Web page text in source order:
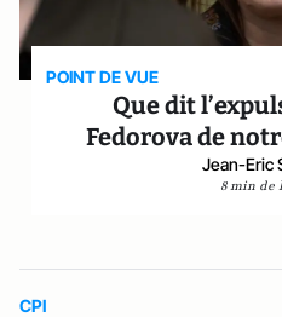
POINT DE VUE
Que dit
Fedorova de
Jean-Eric
8 min de
CPI